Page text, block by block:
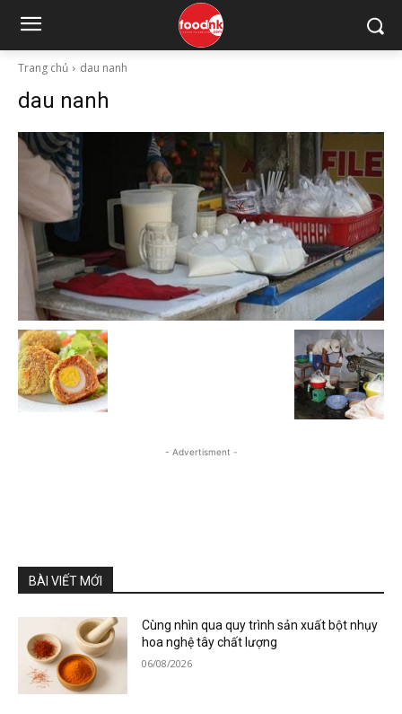
Trang chủ dau nanh
dau nanh
- Advertisment -
BÀI VIẾT MỚI
Cùng nhìn qua quy trình sản xuất bột nhụy
hoa nghệ tây chất lượng
06/08/2026